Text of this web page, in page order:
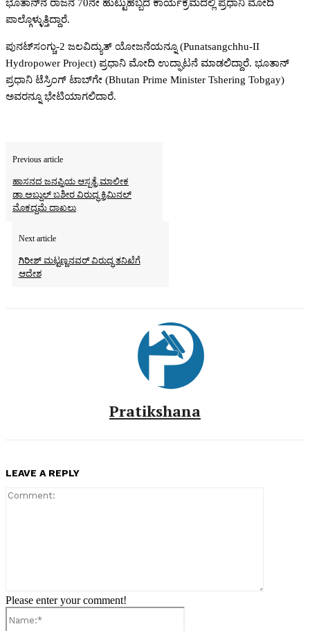
ಭೂತಾನ್‌ನ ರಾಜನ 70ನೇ ಹುಟ್ಟುಹಬ್ಬದ ಕಾರ್ಯಕ್ರಮದಲ್ಲಿ ಪ್ರಧಾನಿ ಮೋದಿ
ಪಾಲ್ಗೊಳ್ಳುತ್ತಿದ್ದಾರೆ.
ಪುನಟ್‌ಸಂಗ್ಚು-2 ಜಲವಿದ್ಯುತ್‌ ಯೋಜನೆಯನ್ನೂ (Punatsangchhu-II
Hydropower Project) ಪ್ರಧಾನಿ ಮೋದಿ ಉದ್ಘಾಟನೆ ಮಾಡಲಿದ್ದಾರೆ. ಭೂತಾನ್‌
ಪ್ರಧಾನಿ ಟೆಸ್ರಿಂಗ್‌ ಟಾಬ್‌ಗೇ (Bhutan Prime Minister Tshering Tobgay)
ಅವರನ್ನೂ ಭೇಟಿಯಾಗಲಿದಾರೆ.
Previous article
ಹಾಸನದ ಜನಪ್ರಿಯ ಆಸ್ಪತ್ರೆ ಮಾಲೀಕ
ಡಾ.ಅಬ್ದುಲ್‌ ಬಶೀರ ವಿರುದ್ಧ ಕ್ರಿಮಿನಲ್‌
ಮೊಕದ್ದಮೆ ದಾಖಲು
Next article
ಗಿರೀಶ್‌ ಮಟ್ಟಣ್ಣನವರ್‌ ವಿರುದ್ಧ ತನಿಖೆಗೆ
ಆದೇಶ
Pratikshana
LEAVE A REPLY
Please enter your comment!